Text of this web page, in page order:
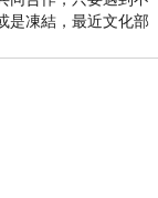
是凍結，最近文化部
，在110年